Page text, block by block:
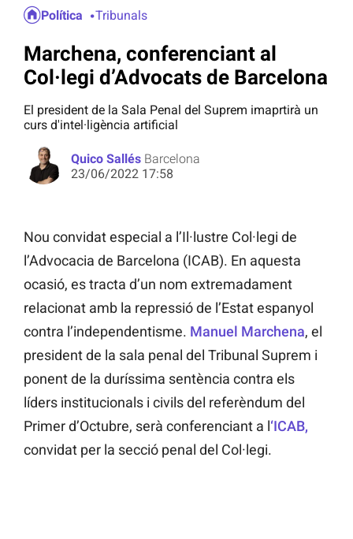
Política Tribunals
Marchena, conferenciant al
Col·legi d’Advocats de Barcelona
El president de la Sala Penal del Suprem imaprtirà un
curs d'intel·ligència artificial
Quico Sallés Barcelona
23/06/2022 17:58
Nou convidat especial a l’Il·lustre Col·legi de
l’Advocacia de Barcelona (ICAB). En aquesta
ocasió, es tracta d’un nom extremadament
relacionat amb la repressió de l’Estat espanyol
contra l’independentisme. Manuel Marchena, el
president de la sala penal del Tribunal Suprem i
ponent de la duríssima sentència contra els
líders institucionals i civils del referèndum del
Primer d’Octubre, serà conferenciant a l‘ICAB,
convidat per la secció penal del Col·legi.